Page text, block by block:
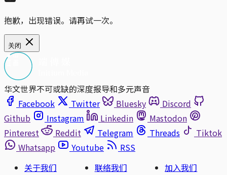
抱歉，出现错误。请再试一次。
关闭
华文世界不可或缺的深度报导和多元声音
Facebook
Twitter Bluesky
Discord
Github
Instagram Linkedin
Mastodon
Pinterest
Reddit Telegram Threads
Tiktok
Whatsapp
Youtube
RSS
关于我们
联络我们
加入我们